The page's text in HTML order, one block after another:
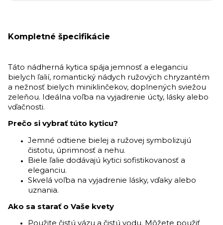
Kompletné špecifikácie
Táto nádherná kytica spája jemnosť a eleganciu
bielych ľalií, romantický nádych ružových chryzantém
a nežnosť bielych miniklinčekov, doplnených sviežou
zeleňou. Ideálna voľba na vyjadrenie úcty, lásky alebo
vďačnosti.
Prečo si vybrať túto kyticu?
Jemné odtiene bielej a ružovej symbolizujú
čistotu, úprimnosť a nehu.
Biele ľalie dodávajú kytici sofistikovanosť a
eleganciu.
Skvelá voľba na vyjadrenie lásky, vďaky alebo
uznania.
Ako sa starať o Vaše kvety
Použite čistú vázu a čistú vodu. Môžete použiť